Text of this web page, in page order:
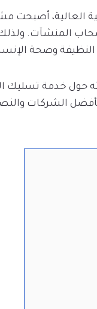
العالية،
المنشآت.
النظيفة وصحة
خدمة تسليك
بأفضل الشركات